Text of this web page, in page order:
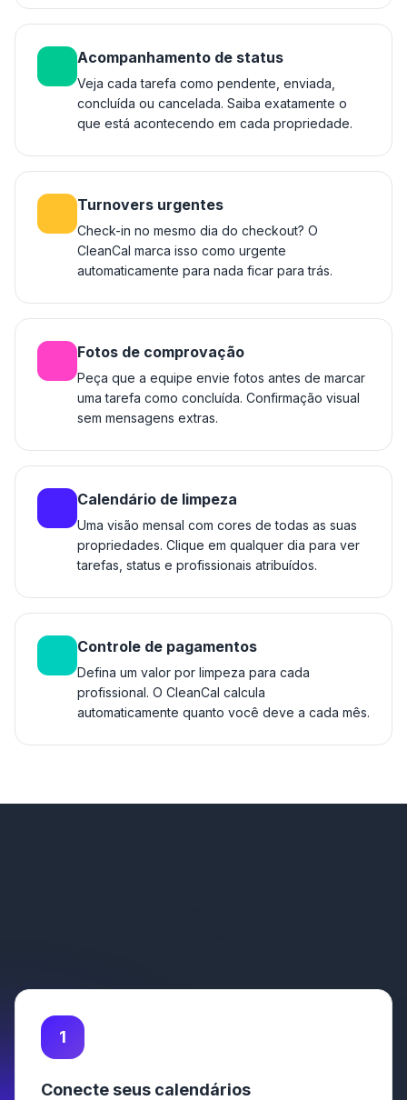
Acompanhamento de status
Veja cada tarefa como pendente, enviada,
concluída ou cancelada. Saiba exatamente o
que está acontecendo em cada propriedade.
Turnovers urgentes
Check-in no mesmo dia do checkout? O
CleanCal marca isso como urgente
automaticamente para nada ficar para trás.
Fotos de comprovação
Peça que a equipe envie fotos antes de marcar
uma tarefa como concluída. Confirmação visual
sem mensagens extras.
Calendário de limpeza
Uma visão mensal com cores de todas as suas
propriedades. Clique em qualquer dia para ver
tarefas, status e profissionais atribuídos.
Controle de pagamentos
Defina um valor por limpeza para cada
profissional. O CleanCal calcula
automaticamente quanto você deve a cada mês.
1
Conecte seus calendários